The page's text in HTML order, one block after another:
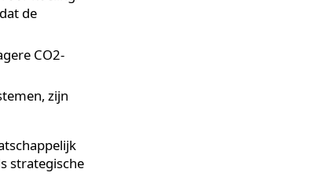
kunnen
ook bij
maand na
besparingen.
voor koeling
dat de